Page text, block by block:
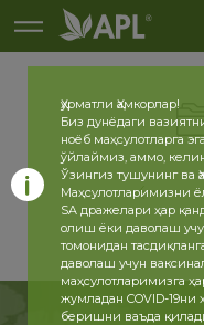
Ҳурматли Ҳамкорлар!
Биз дунёдаги
ноёб маҳсулотларга
ўйлаймиз, аммо,
Ўзингиз тушунинг ва
Маҳсулотларимизни
SA дражелари ҳар
олиш ёки даволаш
томонидан
даволаш учун
маҳсулотларимизга
жумладан COVID-
беришни ваъда